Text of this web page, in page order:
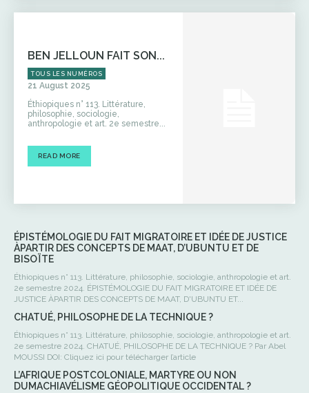
BEN JELLOUN FAIT SON...
TOUS LES NUMÉROS
21 August 2025
Éthiopiques n° 113. Littérature,
philosophie, sociologie,
anthropologie et art. 2e semestre...
READ MORE
ÉPISTÉMOLOGIE DU FAIT MIGRATOIRE ET IDÉE DE JUSTICE
ÀPARTIR DES CONCEPTS DE MAAT, D’UBUNTU ET DE
BISOÏTE
Éthiopiques n° 113. Littérature, philosophie, sociologie, anthropologie et art.
2e semestre 2024. ÉPISTÉMOLOGIE DU FAIT MIGRATOIRE ET IDÉE DE
JUSTICE ÀPARTIR DES CONCEPTS DE MAAT, D'UBUNTU ET...
CHATUÉ, PHILOSOPHE DE LA TECHNIQUE ?
Éthiopiques n° 113. Littérature, philosophie, sociologie, anthropologie et art.
2e semestre 2024. CHATUÉ, PHILOSOPHE DE LA TECHNIQUE ? Par Abel
MOUSSI DOI: Cliquez ici pour télécharger l’article
L’AFRIQUE POSTCOLONIALE, MARTYRE OU NON
DUMACHIAVÉLISME GÉOPOLITIQUE OCCIDENTAL ?